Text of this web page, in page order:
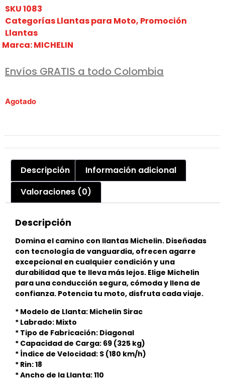
SKU1083
CategoríasLlantas para Moto, Promoción
Llantas
Marca:MICHELIN
Envíos GRATIS a todo Colombia
Agotado
Descripción
Información adicional
Valoraciones (0)
Descripción
Domina el camino con llantas Michelin. Diseñadas
con tecnología de vanguardia, ofrecen agarre
excepcional en cualquier condición y una
durabilidad que te lleva más lejos. Elige Michelin
para una conducción segura, cómoda y llena de
confianza. Potencia tu moto, disfruta cada viaje.
* Modelo de Llanta: Michelin Sirac
* Labrado: Mixto
* Tipo de Fabricación: Diagonal
* Capacidad de Carga: 69 (325 kg)
* Índice de Velocidad: S (180 km/h)
* Rin: 18
* Ancho de la Llanta: 110